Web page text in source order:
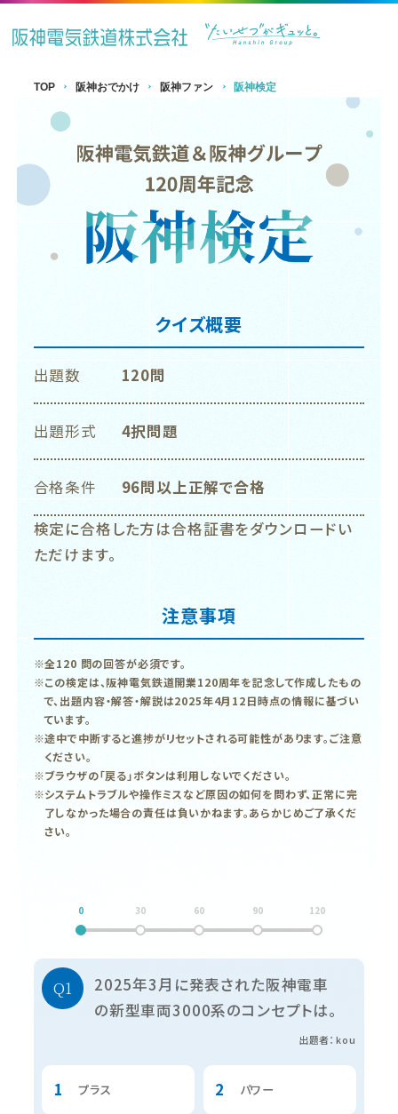
TOP 阪神おでかけ 阪神ファン 阪神検定
クイズ概要
出題数 120問
出題形式 4択問題
合格条件
96問以上正解で合格
検定に合格した方は合格証書をダウンロードい
ただけます。
注意事項
全120 問の回答が必須です。
この検定は、阪神電気鉄道開業120周年を記念して作成したもの
で、出題内容・解答・解説は2025年4月12日時点の情報に基づい
ています。
途中で中断すると進捗がリセットされる可能性があります。ご注意
ください。
ブラウザの「戻る」ボタンは利用しないでください。
システムトラブルや操作ミスなど原因の如何を問わず、正常に完
了しなかった場合の責任は負いかねます。あらかじめご了承くだ
さい。
2025年3月に発表された阪神電車
の新型車両3000系のコンセプトは。
出題者：kou
プラス パワー